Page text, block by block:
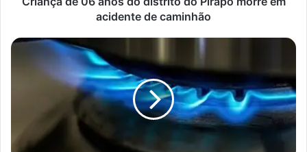
caminhão
acidente de caminhão
Gás
caros